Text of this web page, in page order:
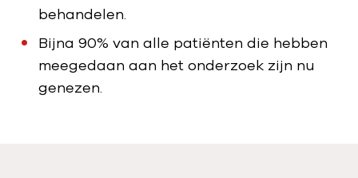
behandelen.
Bijna 90% van alle patiënten die hebben
meegedaan aan het onderzoek zijn nu
genezen.